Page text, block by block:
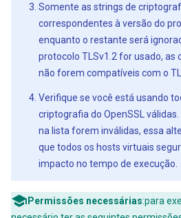
Somente as strings de
correspondentes à versão do
enquanto o restante será
protocolo TLSv1.2 for usado, as
não forem compatíveis com o
Verifique se você está usando
criptografia do OpenSSL
na lista forem inválidas, essa
que todos os hosts virtuais
impacto no tempo de execução.
Permissões necessárias:para